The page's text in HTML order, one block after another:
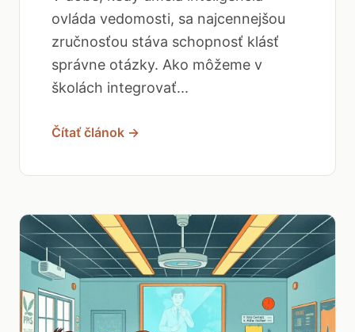
ovláda vedomosti, sa najcennejšou
zručnosťou stáva schopnosť klásť
správne otázky. Ako môžeme v
školách integrovať...
Čítať článok →